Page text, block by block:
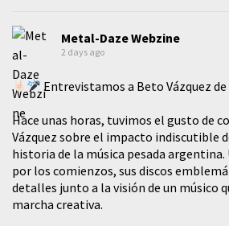
Metal-Daze Webzine
2 days ago
Entrevistamos a Beto Vázquez de
Hace unas horas, tuvimos el gusto de
Vázquez sobre el impacto indiscutible
historia de la música pesada
por los comienzos, sus discos
detalles junto a la visión de un músico
marcha creativa.